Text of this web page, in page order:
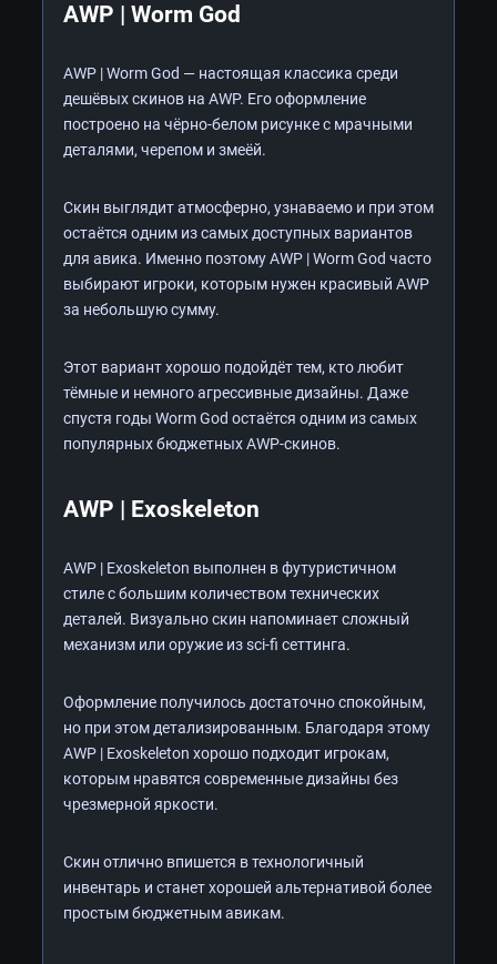
AWP | Worm God
AWP | Worm God — настоящая классика среди
дешёвых скинов на AWP. Его оформление
построено на чёрно-белом рисунке с мрачными
деталями, черепом и змеёй.
Скин выглядит атмосферно, узнаваемо и при этом
остаётся одним из самых доступных вариантов
для авика. Именно поэтому AWP | Worm God часто
выбирают игроки, которым нужен красивый AWP
за небольшую сумму.
Этот вариант хорошо подойдёт тем, кто любит
тёмные и немного агрессивные дизайны. Даже
спустя годы Worm God остаётся одним из самых
популярных бюджетных AWP-скинов.
AWP | Exoskeleton
AWP | Exoskeleton выполнен в футуристичном
стиле с большим количеством технических
деталей. Визуально скин напоминает сложный
механизм или оружие из sci-fi сеттинга.
Оформление получилось достаточно спокойным,
но при этом детализированным. Благодаря этому
AWP | Exoskeleton хорошо подходит игрокам,
которым нравятся современные дизайны без
чрезмерной яркости.
Скин отлично впишется в технологичный
инвентарь и станет хорошей альтернативой более
простым бюджетным авикам.